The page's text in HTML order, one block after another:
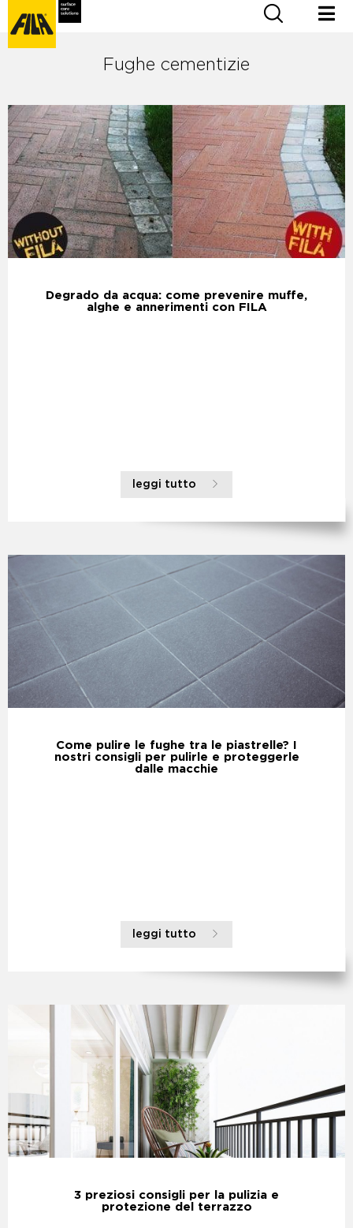
Fughe cementizie
Degrado da acqua: come prevenire muffe,
alghe e annerimenti con FILA
leggi tutto
Come pulire le fughe tra le piastrelle? I
nostri consigli per pulirle e proteggerle
dalle macchie
leggi tutto
3 preziosi consigli per la pulizia e
protezione del terrazzo